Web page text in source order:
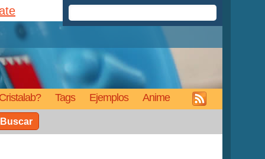
Tags Ejemplos Anime
Buscar